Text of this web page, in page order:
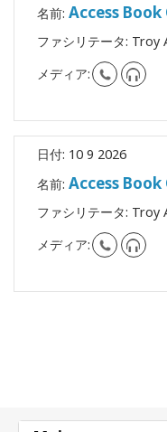
名前: Access
ファシリテータ: Troy
メディア:
日付: 10 9 2026
名前: Access
ファシリテータ: Troy
メディア: